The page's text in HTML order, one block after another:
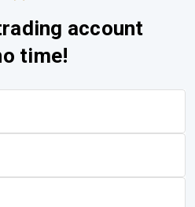
account
time!